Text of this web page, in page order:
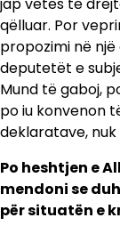
qëlluar. Por
propozimi në
deputetët e
Mund të gaboj,
po iu konvenon
deklaratave,
Po heshtjen e
mendoni se
për situatën e